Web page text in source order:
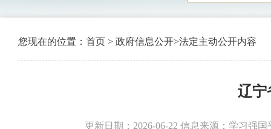
您现在的位置： 首页 > 政府信息公开>法定主动公开内容
辽宁
更新日期：2026-06-22 信息来源：学习强